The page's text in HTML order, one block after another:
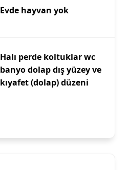
Evde hayvan yok
Halı perde koltuklar wc
banyo dolap dış yüzey ve
kıyafet (dolap) düzeni